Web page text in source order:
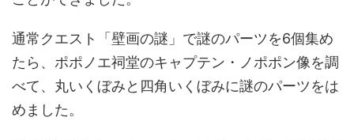
通常クエスト「壁画の謎」で謎のパーツを6個集め
たら、ポポノエ祠堂のキャプテン・ノポポン像を調
べて、丸いくぼみと四角いくぼみに謎のパーツをは
めました。